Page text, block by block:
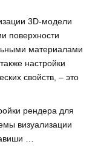
3D-модели
поверхности
материалами
настройки
свойств, – это
рендера для
визуализации
…